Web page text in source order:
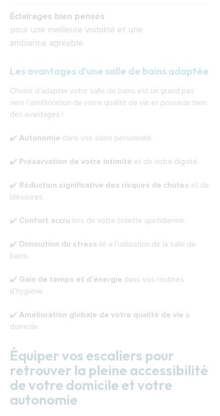
Éclairages bien pensés
pour une meilleure visibilité et une
ambiance agréable.
Les avantages d’une salle de bains adaptée
Choisir d’adapter votre salle de bains est un grand pas
vers l’amélioration de votre qualité de vie et possède bien
des avantages !
✔️ Autonomie dans vos soins personnels.
✔️ Préservation de votre intimité et de votre dignité.
✔️ Réduction significative des risques de chutes et de
blessures.
✔️ Confort accru lors de votre toilette quotidienne.
✔️ Diminution du stress lié à l’utilisation de la salle de
bains.
✔️ Gain de temps et d’énergie dans vos routines
d’hygiène.
✔️ Amélioration globale de votre qualité de vie à
domicile.
Équiper vos escaliers pour
retrouver la pleine accessibilité
de votre domicile et votre
autonomie